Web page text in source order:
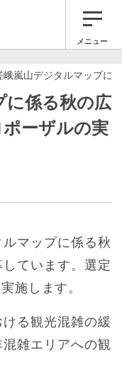
メニュー
峨嵐山デジタルマップに
に係る秋の広
ーザルの実
マップに係る秋
ています。選定
施します。
る観光混雑の緩
雑エリアへの観